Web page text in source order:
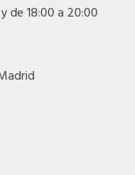
de 18:00 a 20:00